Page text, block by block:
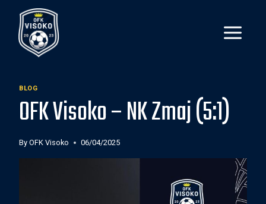
content
BLOG
OFK Visoko – NK Zmaj (5:1)
By OFK Visoko 06/04/2025